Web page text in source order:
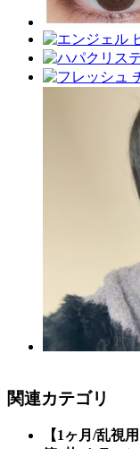
関連カテゴリ
【1ヶ月/乱視